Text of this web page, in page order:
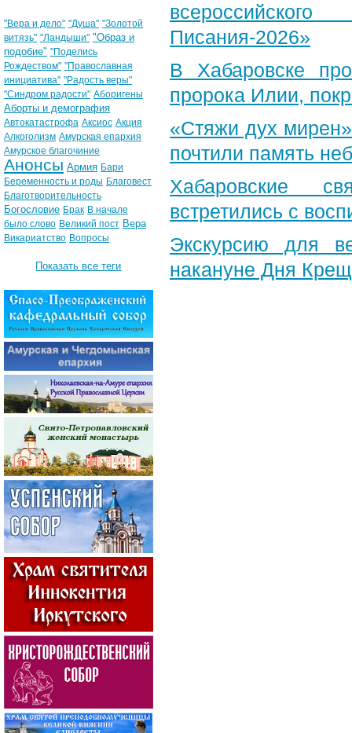
Писания-2026»
В Хабаровске
пророка Илии,
«Стяжи дух
почтили память
Хабаровские
встретились с
Экскурсию для
накануне Дня
"Вера и дело" "Душа" "Золотой
витязь" "Ландыши" "Образ и
подобие" "Поделись
Рождеством" "Православная
инициатива" "Радость веры"
"Синдром радости" Аборигены
Аборты и демография
Автокатастрофа Аксиос Акция
Алкоголизм Амурская епархия
Амурское благочиние
Анонсы Армия Бари
Беременность и роды Благовест
Благотворительность
Богословие Брак В начале
было слово Великий пост Вера
Викариатство Вопросы
Показать все теги